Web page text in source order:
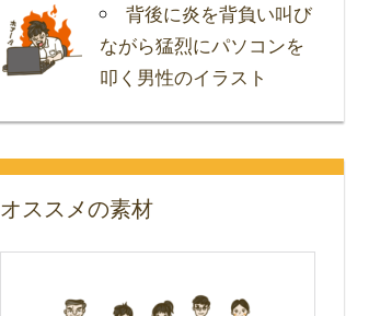
背後に炎を背負い叫び
ながら猛烈にパソコンを
叩く男性のイラスト
オススメの素材